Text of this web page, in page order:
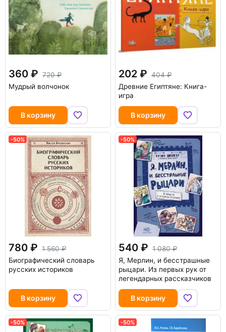
360
720
Мудрый волчонок
В корзину
202
404
Древние Египтяне: Книга-
игра
В корзину
-50%
780
1 560
Биографический словарь
русских историков
В корзину
-50%
540
1 080
Я, Мерлин, и бесстрашные
рыцари. Из первых рук от
легендарных рассказчиков
В корзину
-50% -50%